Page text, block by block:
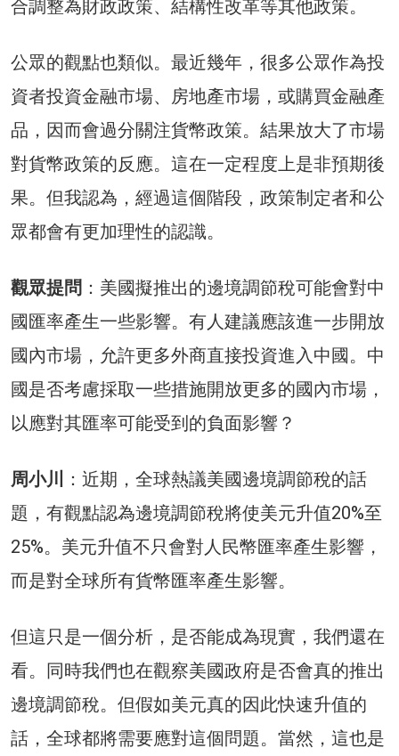
合調整為財政政策、結構性改革等其他政策。
公眾的觀點也類似。最近幾年，很多公眾作為投
資者投資金融市場、房地產市場，或購買金融產
品，因而會過分關注貨幣政策。結果放大了市場
對貨幣政策的反應。這在一定程度上是非預期後
果。但我認為，經過這個階段，政策制定者和公
眾都會有更加理性的認識。
觀眾提問 ：美國擬推出的邊境調節稅可能會對中
國匯率產生一些影響。有人建議應該進一步開放
國內市場，允許更多外商直接投資進入中國。中
國是否考慮採取一些措施開放更多的國內市場，
以應對其匯率可能受到的負面影響？
周小川
：近期，全球熱議美國邊境調節稅的話
題，有觀點認為邊境調節稅將使美元升值20%至
25%。美元升值不只會對人民幣匯率產生影響，
而是對全球所有貨幣匯率產生影響。
但這只是一個分析，是否能成為現實，我們還在
看。同時我們也在觀察美國政府是否會真的推出
邊境調節稅。但假如美元真的因此快速升值的
話，全球都將需要應對這個問題。當然，這也是